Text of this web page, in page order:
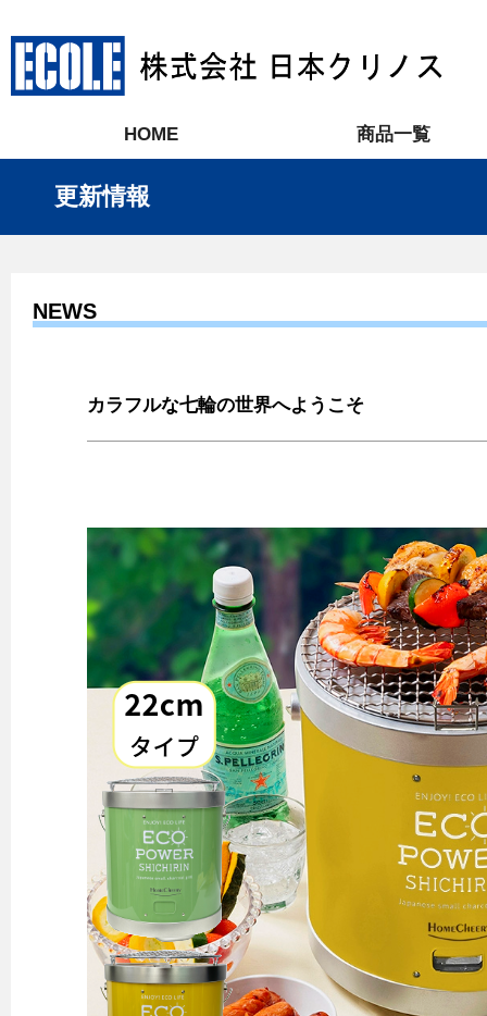
HOME 商品一覧
更新情報
NEWS
カラフルな七輪の世界へようこそ